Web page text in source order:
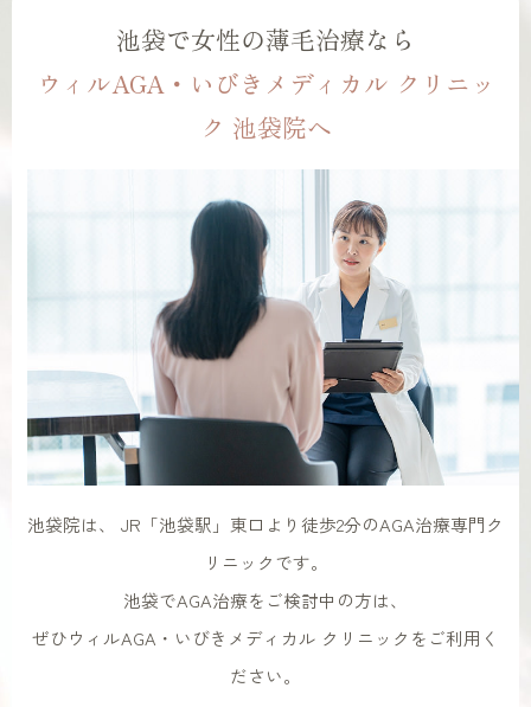
池袋で女性の薄毛治療なら
ウィルAGA・いびきメディカル クリニッ
ク 池袋院へ
池袋院は、 JR「池袋駅」東口より徒歩2分のAGA治療専門ク
リニックです。
池袋でAGA治療をご検討中の方は、
ぜひウィルAGA・いびきメディカル クリニックをご利用く
ださい。